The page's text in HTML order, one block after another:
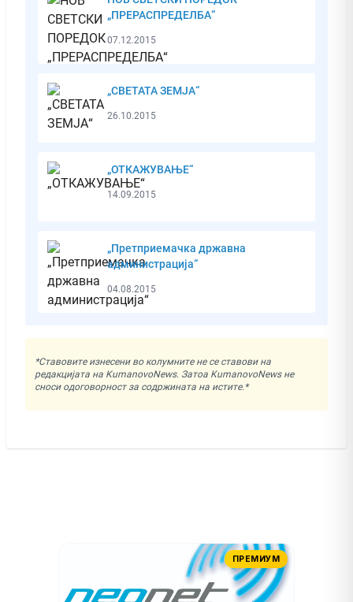
„ПРЕРАСПРЕДЕЛБА“
07.12.2015
„СВЕТАТА ЗЕМЈА“
26.10.2015
„ОТКАЖУВАЊЕ“
14.09.2015
„Претприемачка државна
администрација“
04.08.2015
*Ставовите изнесени во колумните не се ставови на
редакцијата на KumanovoNews. Затоа KumanovoNews не
сноси одоговорност за содржината на истите.*
ПРЕМИУМ